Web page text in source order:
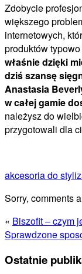
Zdobycie
większego
internetowych,
produktów
właśnie dzięki
dziś szansę
Anastasia
w całej gamie
należysz do
przygotowali dla
akcesoria do
Sorry, comments
« Biszofit – czym
Sprawdzone
Ostatnie